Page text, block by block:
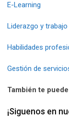
E-Learning
Liderazgo y
Habilidades
Gestión de
También te
¡Siguenos en